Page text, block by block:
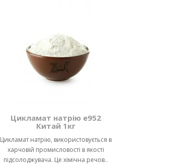
Цикламат натрію е952
Китай 1кг
Цикламат натрію, використовується в
харчовій промисловості в якості
підсолоджувача. Це хімічна речов..